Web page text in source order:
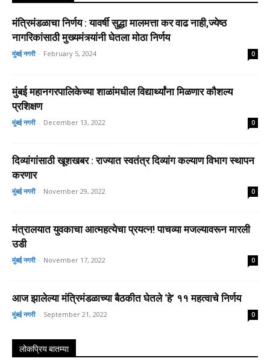
मंत्रिमंडळाचा निर्णय : यावर्षी सुद्धा मालमत्ता कर वाढ नाही,ज्येष्ठ
नागरिकांसाठी मुख्यमंत्र्यांनी घेतला मोठा निर्णय
मुंबई नगरी - February 5, 2024 0
मुंबई महानगरपालिकेच्या शाळांमधील विद्यार्थ्यांना मिळणार कौशल्य
प्रशिक्षण
मुंबई नगरी - December 13, 2022 0
दिव्यांगांसाठी खूशखबर : राज्यात स्वतंत्र दिव्यांग कल्याण विभाग स्थापन
करणार
मुंबई नगरी - November 29, 2022 0
मंत्रालयात युवकाचा आत्महत्येचा प्रयत्न! पाचव्या मजल्यावरून मारली
उडी
मुंबई नगरी - November 17, 2022 0
आज झालेल्या मंत्रिमंडळाच्या बैठकीत घेतले ‘हे’ ११ महत्वाचे निर्णय
मुंबई नगरी - September 21, 2022 0
लोकप्रिय बातम्या